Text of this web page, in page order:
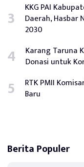
KKG PAI
Daerah, Hasbar
2030
Karang Taruna
Donasi untuk
RTK PMII
Baru
Berita Populer